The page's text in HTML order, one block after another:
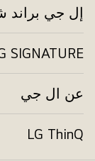
إل جي
SIGNATURE
عن ال جي
LG ThinQ